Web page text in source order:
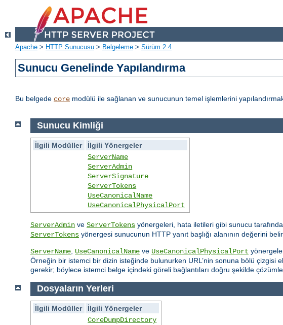
Apache > HTTP Sunucusu > Belgeleme > Sürüm 2.4
Sunucu Genelinde Yapılandırma
Bu belgede core modülü ile sağlanan ve sunucunun temel işlemlerini
Sunucu Kimliği
İlgili Modüller
İlgili Yönergeler
ServerName
ServerAdmin
ServerSignature
ServerTokens
UseCanonicalName
UseCanonicalPhysicalPort
ServerAdmin ve ServerTokens yönergeleri, hata iletileri gibi sunucu
ServerTokens yönergesi sunucunun HTTP yanıt başlığı alanının değerini
ServerName UseCanonicalName ve UseCanonicalPhysicalPort
Örneğin bir istemci bir dizin isteğinde bulunurken URL’nin sonuna bölü çizgisi
gerekir; böylece istemci belge içindeki göreli bağlantıları doğru şekilde
Dosyaların Yerleri
İlgili Modüller
İlgili Yönergeler
CoreDumpDirectory